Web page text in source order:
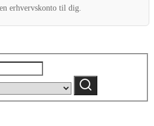
erhvervskonto til dig.
category:
Søg